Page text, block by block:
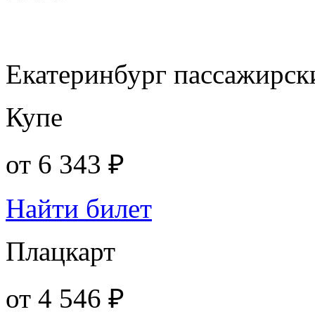
Екатеринбург
Купе
от 6 343 ₽
Найти билет
Плацкарт
от 4 546 ₽